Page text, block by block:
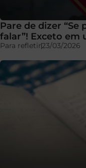
Pare de dizer “Se
falar”! Exceto em
Para refletir23/03/2026